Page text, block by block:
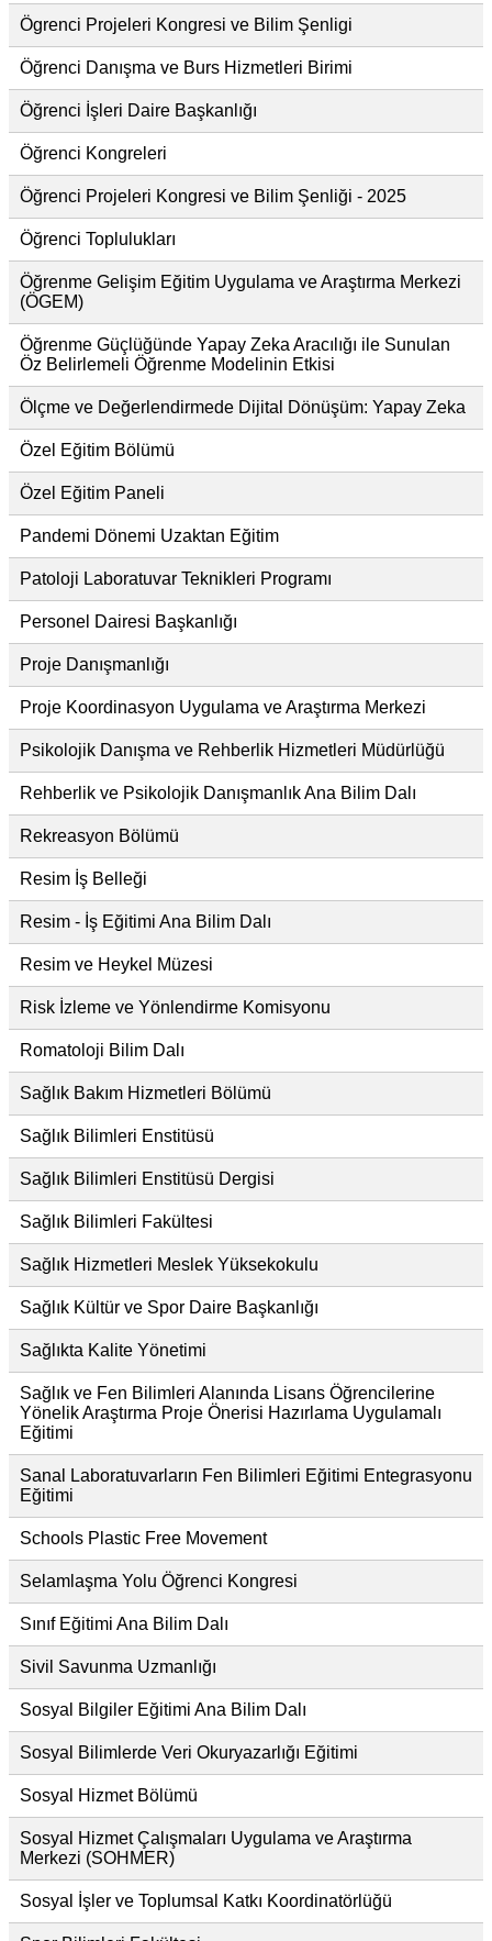
Ögrenci Projeleri Kongresi ve Bilim Şenligi
Öğrenci Danışma ve Burs Hizmetleri Birimi
Öğrenci İşleri Daire Başkanlığı
Öğrenci Kongreleri
Öğrenci Projeleri Kongresi ve Bilim Şenliği - 2025
Öğrenci Toplulukları
Öğrenme Gelişim Eğitim Uygulama ve Araştırma Merkezi
(ÖGEM)
Öğrenme Güçlüğünde Yapay Zeka Aracılığı ile Sunulan
Öz Belirlemeli Öğrenme Modelinin Etkisi
Ölçme ve Değerlendirmede Dijital Dönüşüm: Yapay Zeka
Özel Eğitim Bölümü
Özel Eğitim Paneli
Pandemi Dönemi Uzaktan Eğitim
Patoloji Laboratuvar Teknikleri Programı
Personel Dairesi Başkanlığı
Proje Danışmanlığı
Proje Koordinasyon Uygulama ve Araştırma Merkezi
Psikolojik Danışma ve Rehberlik Hizmetleri Müdürlüğü
Rehberlik ve Psikolojik Danışmanlık Ana Bilim Dalı
Rekreasyon Bölümü
Resim İş Belleği
Resim - İş Eğitimi Ana Bilim Dalı
Resim ve Heykel Müzesi
Risk İzleme ve Yönlendirme Komisyonu
Romatoloji Bilim Dalı
Sağlık Bakım Hizmetleri Bölümü
Sağlık Bilimleri Enstitüsü
Sağlık Bilimleri Enstitüsü Dergisi
Sağlık Bilimleri Fakültesi
Sağlık Hizmetleri Meslek Yüksekokulu
Sağlık Kültür ve Spor Daire Başkanlığı
Sağlıkta Kalite Yönetimi
Sağlık ve Fen Bilimleri Alanında Lisans Öğrencilerine
Yönelik Araştırma Proje Önerisi Hazırlama Uygulamalı
Eğitimi
Sanal Laboratuvarların Fen Bilimleri Eğitimi Entegrasyonu
Eğitimi
Schools Plastic Free Movement
Selamlaşma Yolu Öğrenci Kongresi
Sınıf Eğitimi Ana Bilim Dalı
Sivil Savunma Uzmanlığı
Sosyal Bilgiler Eğitimi Ana Bilim Dalı
Sosyal Bilimlerde Veri Okuryazarlığı Eğitimi
Sosyal Hizmet Bölümü
Sosyal Hizmet Çalışmaları Uygulama ve Araştırma
Merkezi (SOHMER)
Sosyal İşler ve Toplumsal Katkı Koordinatörlüğü